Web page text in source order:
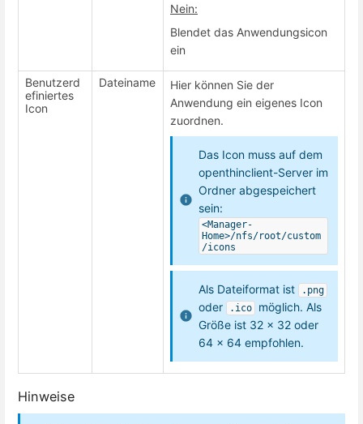
Nein:
Blendet das Anwendungsicon
ein
Benutzerd
efiniertes
Icon
Dateiname
Hier können Sie der
Anwendung ein eigenes Icon
zuordnen.
Das Icon muss auf dem
openthinclient-Server im
Ordner abgespeichert
sein:
<Manager-
Home>/nfs/root/custom
/icons
Als Dateiformat ist .png
oder .ico
möglich. Als
Größe ist 32 x 32 oder
64 x 64 empfohlen.
Hinweise